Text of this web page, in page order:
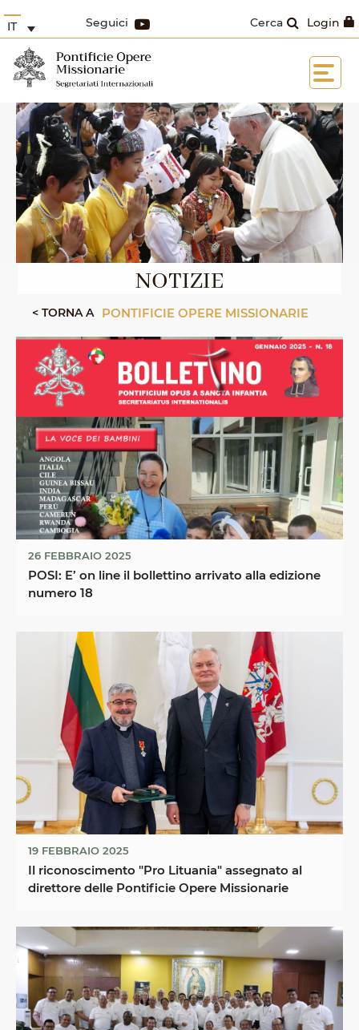
Login
Cerca
Seguici
IT
NOTIZIE
< TORNA A PONTIFICIE OPERE MISSIONARIE
26 FEBBRAIO 2025
POSI: E’ on line il bollettino arrivato alla edizione
numero 18
19 FEBBRAIO 2025
Il riconoscimento "Pro Lituania" assegnato al
direttore delle Pontificie Opere Missionarie